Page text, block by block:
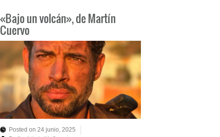
«Bajo un volcán», de Martín
Cuervo
Posted on 24 junio, 2025